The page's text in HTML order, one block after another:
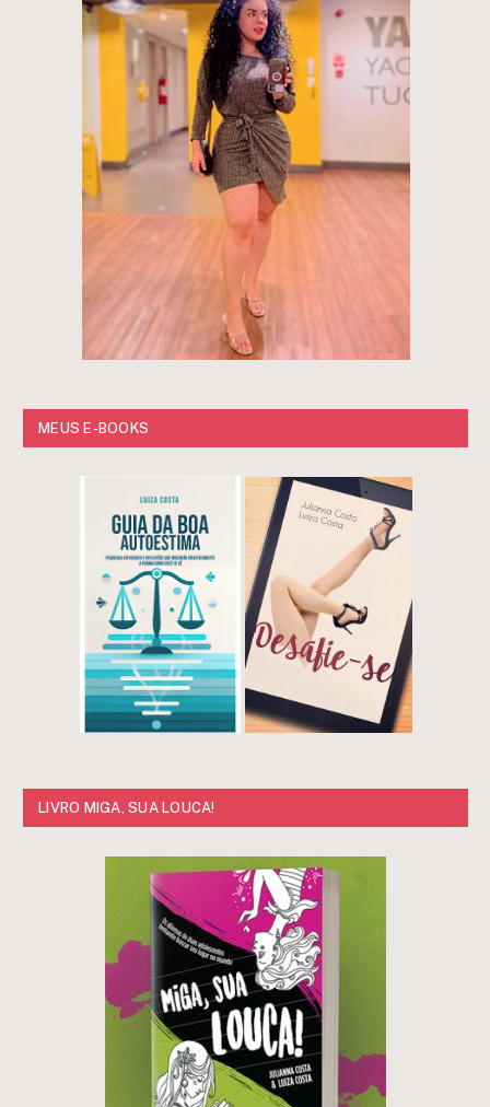
MEUS E-BOOKS
LIVRO MIGA, SUA LOUCA!